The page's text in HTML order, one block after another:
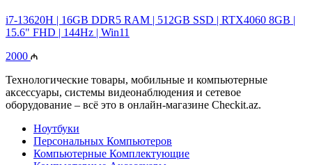
i7-13620H | 16GB DDR5 RAM | 512GB SSD | RTX4060 8GB |
15.6" FHD | 144Hz | Win11
2000
Технологические товары, мобильные и компьютерные
аксессуары, системы видеонаблюдения и сетевое
оборудование – всё это в онлайн-магазине Checkit.az.
Ноутбуки
Персональных Компьютеров
Компьютерные Комплектующие